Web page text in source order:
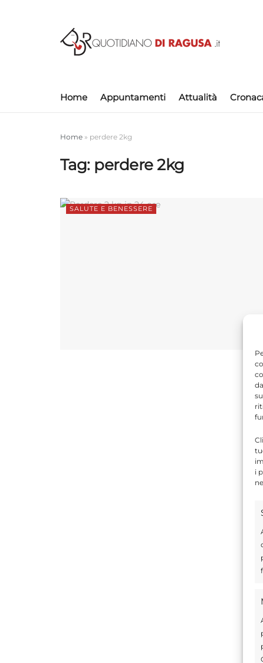
i
Home Appuntamenti Attualità
Home » perdere 2kg
Tag: perdere 2kg
SALUTE E BENESSERE